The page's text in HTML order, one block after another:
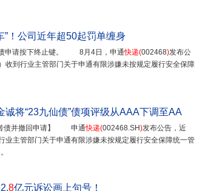
”！公司近年超50起罚单缠身
申请按下终止键。 8月4日，申通快递(002468)发布公
收到行业主管部门关于申通有限涉嫌未按规定履行安全保障
诚将“23九仙债”债项评级从AAA下调至AA
转债并撤回申请】 申通快递(002468.SH)发布公告，近
业主管部门关于申通有限涉嫌未按规定履行安全保障统一管
8亿元诉讼画上句号！